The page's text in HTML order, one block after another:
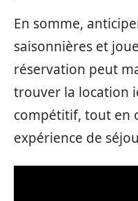
En somme,
saisonnières et
réservation peut
trouver la location
compétitif, tout en
expérience de